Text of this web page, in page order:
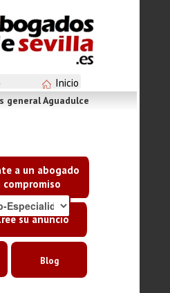
Inicio
a un abogado
compromiso
su anuncio
general Aguadulce
Blog